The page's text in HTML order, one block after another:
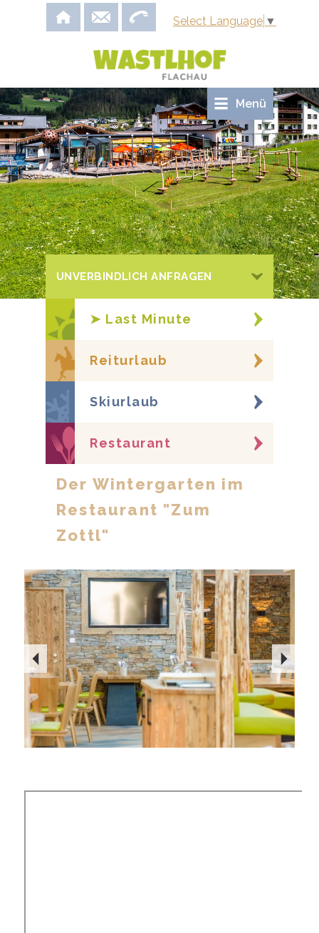
Select Language ▼
Menü
UNVERBINDLICH ANFRAGEN
➤ Last Minute
Reiturlaub
Skiurlaub
Restaurant
Der Wintergarten im
Restaurant "Zum
Zottl"